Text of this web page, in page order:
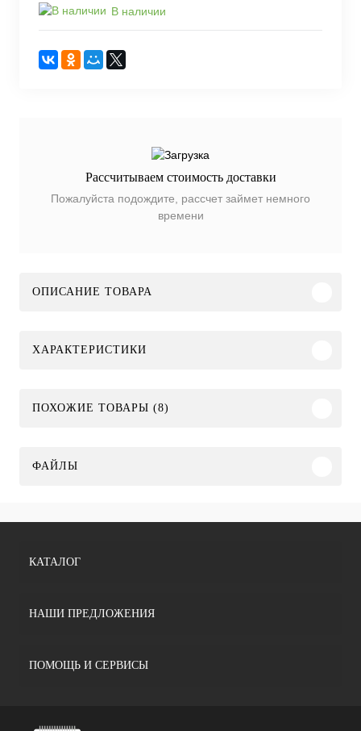
В наличии
Рассчитываем стоимость доставки
Пожалуйста подождите, рассчет займет немного
времени
ОПИСАНИЕ ТОВАРА
ХАРАКТЕРИСТИКИ
ПОХОЖИЕ ТОВАРЫ (8)
ФАЙЛЫ
КАТАЛОГ
НАШИ ПРЕДЛОЖЕНИЯ
ПОМОЩЬ И СЕРВИСЫ